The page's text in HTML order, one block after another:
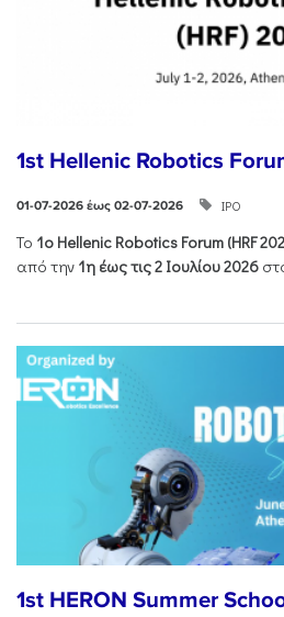
1st Hellenic Robotics
01-07-2026 έως 02-07-2026 ΙΡΟ
Το 1ο Hellenic Robotics Forum (HRF
από την 1η έως τις 2 Ιουλίου 2026
1st HERON Summer